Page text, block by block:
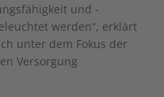
und -
werden“, erklärt
unter dem Fokus der
Versorgung